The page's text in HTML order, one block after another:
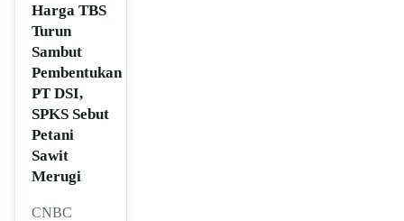
Harga TBS
Turun
Sambut
Pembentukan
PT DSI,
SPKS Sebut
Petani
Sawit
Merugi
CNBC